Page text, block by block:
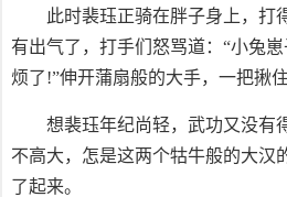
此时裴珏正骑在胖子身上，打
有出气了，打手们怒骂道：“小兔
烦了!”伸开蒲扇般的大手，一把揪
想裴珏年纪尚轻，武功又没有
不高大，怎是这两个牯牛般的大汉
了起来。